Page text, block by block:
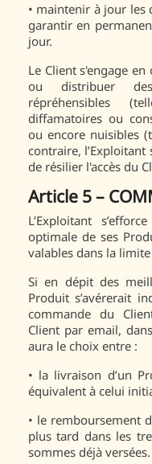
• maintenir à jour les
garantir en
jour.
Le Client s'engage
ou distribuer
répréhensibles
diffamatoires ou
ou encore nuisibles
contraire,
de résilier l'accès du
Article 5 –
L’Exploitant
optimale de ses
valables dans la
Si en dépit des
Produit s’avérerait
commande du
Client par email,
aura le choix entre :
• la livraison d’un
équivalent à celui
• le remboursement
plus tard dans les
sommes déjà versées.